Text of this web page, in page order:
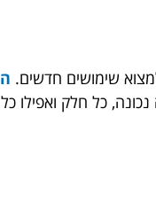
שימושים חדשים.
כל חלק ואפילו